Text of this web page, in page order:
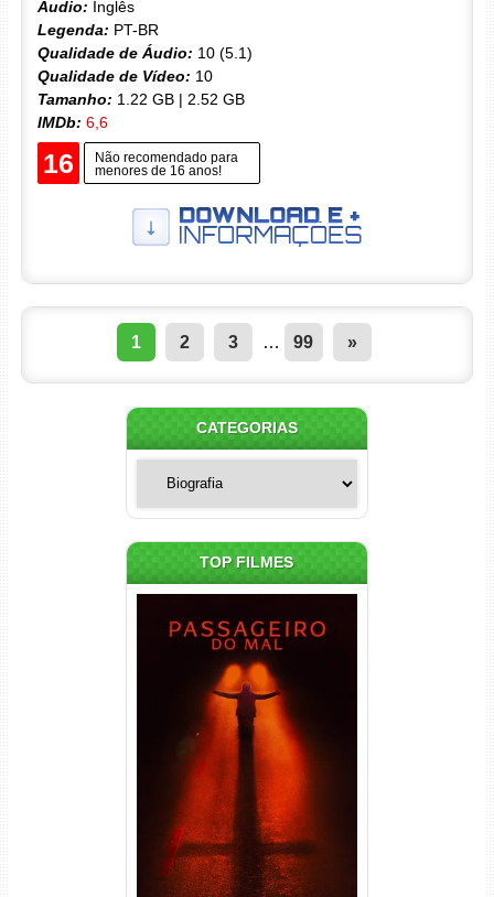
Áudio: Inglês
Legenda: PT-BR
Qualidade de Áudio: 10 (5.1)
Qualidade de Vídeo: 10
Tamanho: 1.22 GB | 2.52 GB
IMDb: 6,6
16
Não recomendado para
menores de 16 anos!
1 2 3 … 99 »
CATEGORIAS
TOP FILMES
Passageiro do Mal Torrent
(2026) WEB-DL 1080p Dual
Áudio